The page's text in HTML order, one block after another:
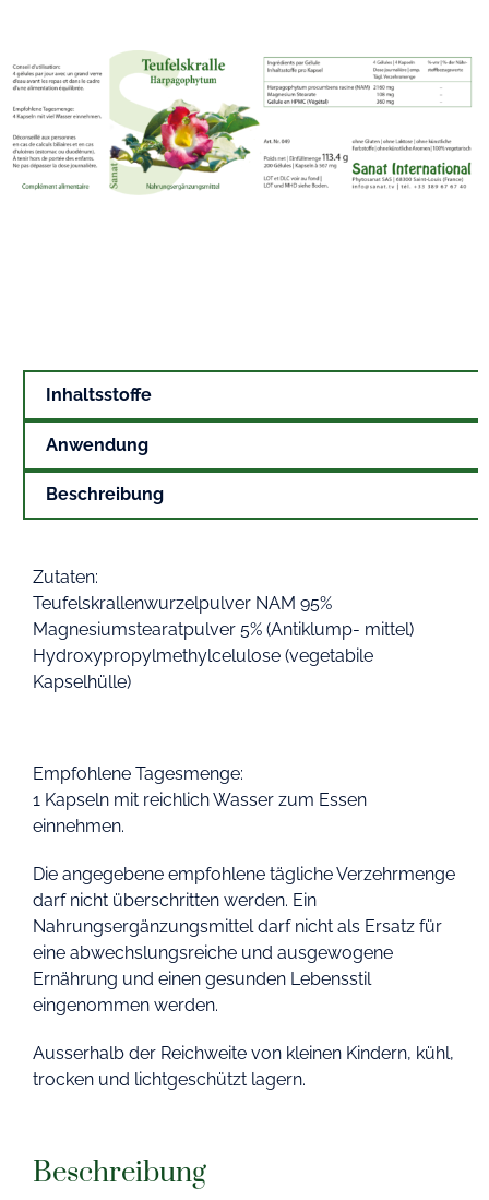
Inhaltsstoffe
Anwendung
Beschreibung
Zutaten:
Teufelskrallenwurzelpulver NAM 95%
Magnesiumstearatpulver 5% (Antiklump- mittel)
Hydroxypropylmethylcelulose (vegetabile
Kapselhülle)
Empfohlene Tagesmenge:
1 Kapseln mit reichlich Wasser zum Essen
einnehmen.
Die angegebene empfohlene tägliche Verzehrmenge
darf nicht überschritten werden. Ein
Nahrungsergänzungsmittel darf nicht als Ersatz für
eine abwechslungsreiche und ausgewogene
Ernährung und einen gesunden Lebensstil
eingenommen werden.
Ausserhalb der Reichweite von kleinen Kindern, kühl,
trocken und lichtgeschützt lagern.
Beschreibung